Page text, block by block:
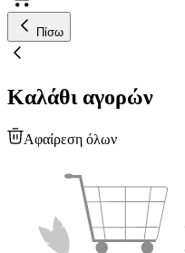
Πίσω
Καλάθι αγορών
Αφαίρεση όλων